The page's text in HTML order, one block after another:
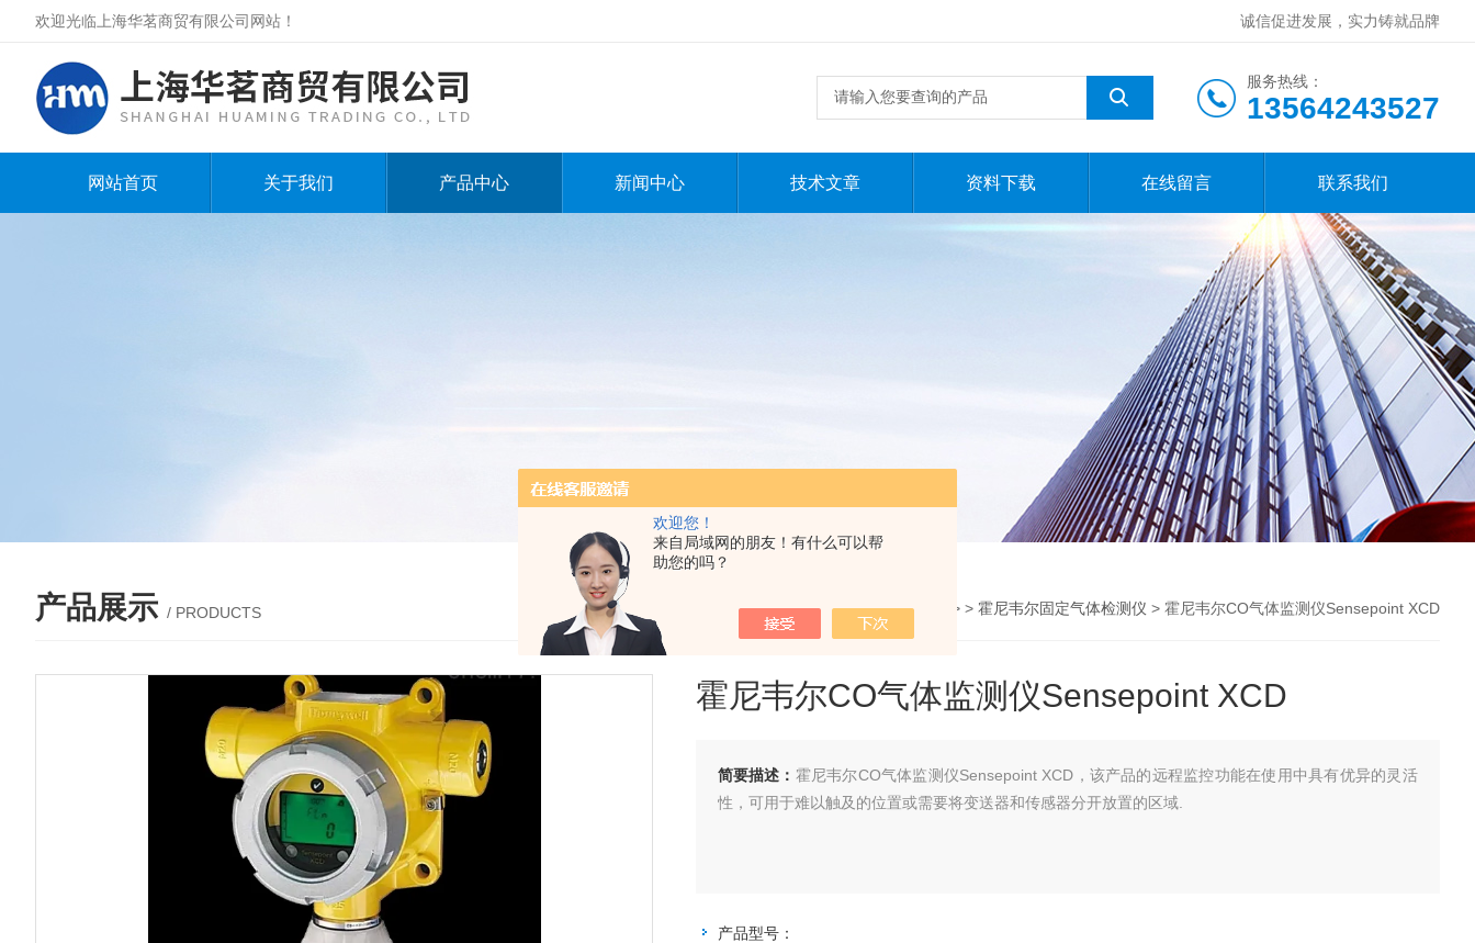
欢迎您！
来自局域网的朋友！有什么可以帮
助您的吗？
欢迎光临上海华茗商贸有限公司网站！ 诚信促进发展，实力铸就品牌
服务热线：
13564243527
网站首页 关于我们 产品中心 新闻中心 技术文章 资料下载 在线留言 联系我们
产品展示 / PRODUCTS 您的位置：网站首页>产品展示 > > 霍尼韦尔固定气体检测仪 > 霍尼韦尔CO气体监测仪Sensepoint XCD
霍尼韦尔CO气体监测仪Sensepoint XCD
简要描述： 霍尼韦尔CO气体监测仪Sensepoint XCD，该产品的远程监控功能在使用中具有优异的灵活
性，可用于难以触及的位置或需要将变送器和传感器分开放置的区域.
产品型号：